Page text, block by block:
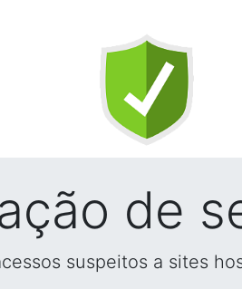
de
suspeitos a sites